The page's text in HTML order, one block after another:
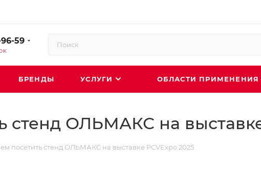
59
БРЕНДЫ УСЛУГИ ОБЛАСТИ
стенд ОЛЬМАКС на
посетить стенд ОЛЬМАКС на выставке PCVExpo 2025